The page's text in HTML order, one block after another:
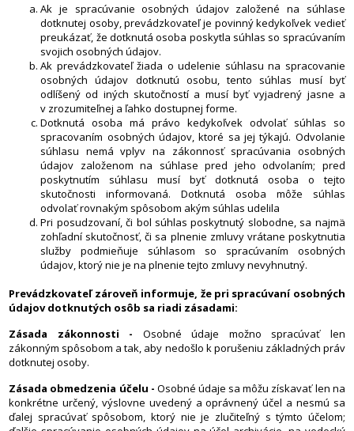
Ak je spracúvanie osobných údajov založené na súhlase
dotknutej osoby, prevádzkovateľ je povinný kedykoľvek vedieť
preukázať, že dotknutá osoba poskytla súhlas so spracúvaním
svojich osobných údajov.
Ak prevádzkovateľ žiada o udelenie súhlasu na spracovanie
osobných údajov dotknutú osobu, tento súhlas musí byť
odlíšený od iných skutočností a musí byť vyjadrený jasne a
v zrozumiteľnej a ľahko dostupnej forme.
Dotknutá osoba má právo kedykoľvek odvolať súhlas so
spracovaním osobných údajov, ktoré sa jej týkajú. Odvolanie
súhlasu nemá vplyv na zákonnosť spracúvania osobných
údajov založenom na súhlase pred jeho odvolaním; pred
poskytnutím súhlasu musí byť dotknutá osoba o tejto
skutočnosti informovaná. Dotknutá osoba môže súhlas
odvolať rovnakým spôsobom akým súhlas udelila
Pri posudzovaní, či bol súhlas poskytnutý slobodne, sa najmä
zohľadní skutočnosť, či sa plnenie zmluvy vrátane poskytnutia
služby podmieňuje súhlasom so spracúvaním osobných
údajov, ktorý nie je na plnenie tejto zmluvy nevyhnutný.
Prevádzkovateľ zároveň informuje, že pri spracúvaní osobných
údajov dotknutých osôb sa riadi zásadami:
Zásada zákonnosti - Osobné údaje možno spracúvať len
zákonným spôsobom a tak, aby nedošlo k porušeniu základných práv
dotknutej osoby.
Zásada obmedzenia účelu - Osobné údaje sa môžu získavať len na
konkrétne určený, výslovne uvedený a oprávnený účel a nesmú sa
ďalej spracúvať spôsobom, ktorý nie je zlučiteľný s týmto účelom;